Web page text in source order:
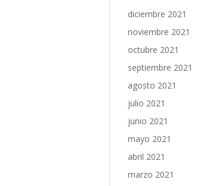
diciembre 2021
noviembre 2021
octubre 2021
septiembre 2021
agosto 2021
julio 2021
junio 2021
mayo 2021
abril 2021
marzo 2021